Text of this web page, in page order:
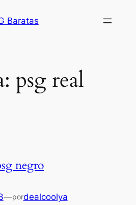
Baratas
psg real
negro
—pordealcoolya